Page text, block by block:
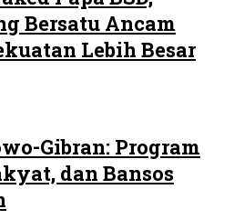
Bersatu Ancam
Lebih Besar
Gibran: Program
dan Bansos